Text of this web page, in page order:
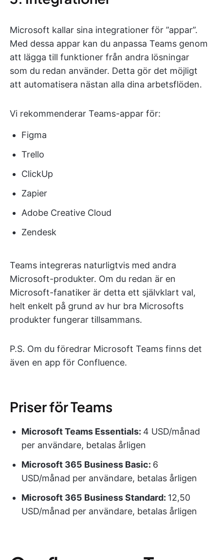
Microsoft kallar sina integrationer för ”appar”.
Med dessa appar kan du anpassa Teams genom
att lägga till funktioner från andra lösningar
som du redan använder. Detta gör det möjligt
att automatisera nästan alla dina arbetsflöden.
Vi rekommenderar Teams-appar för:
Figma
Trello
ClickUp
Zapier
Adobe Creative Cloud
Zendesk
Teams integreras naturligtvis med andra
Microsoft-produkter. Om du redan är en
Microsoft-fanatiker är detta ett självklart val,
helt enkelt på grund av hur bra Microsofts
produkter fungerar tillsammans.
P.S. Om du föredrar Microsoft Teams finns det
även en app för Confluence.
Priser för Teams
Microsoft Teams Essentials: 4 USD/månad
per användare, betalas årligen
Microsoft 365 Business Basic: 6
USD/månad per användare, betalas årligen
Microsoft 365 Business Standard: 12,50
USD/månad per användare, betalas årligen